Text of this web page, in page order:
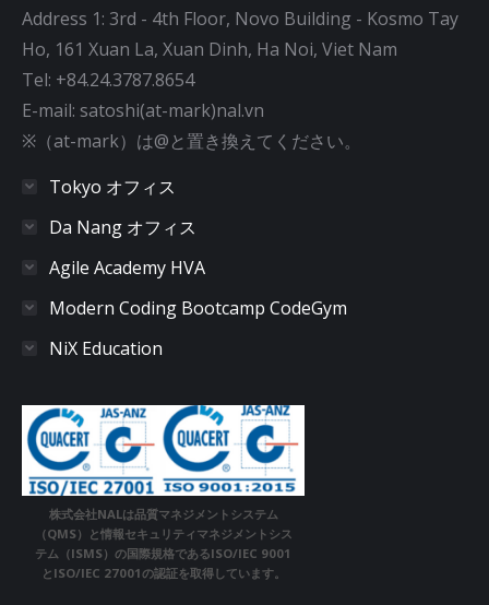
Address 1: 3rd - 4th Floor, Novo Building - Kosmo Tay
Ho, 161 Xuan La, Xuan Dinh, Ha Noi, Viet Nam
Tel: +84.24.3787.8654
E-mail: satoshi(at-mark)nal.vn
※（at-mark）は@と置き換えてください。
Tokyo オフィス
Da Nang オフィス
Agile Academy HVA
Modern Coding Bootcamp CodeGym
NiX Education
株式会社NALは品質マネジメントシステム
（QMS）と情報セキュリティマネジメントシス
テム（ISMS）の国際規格であるISO/IEC 9001
とISO/IEC 27001の認証を取得しています。